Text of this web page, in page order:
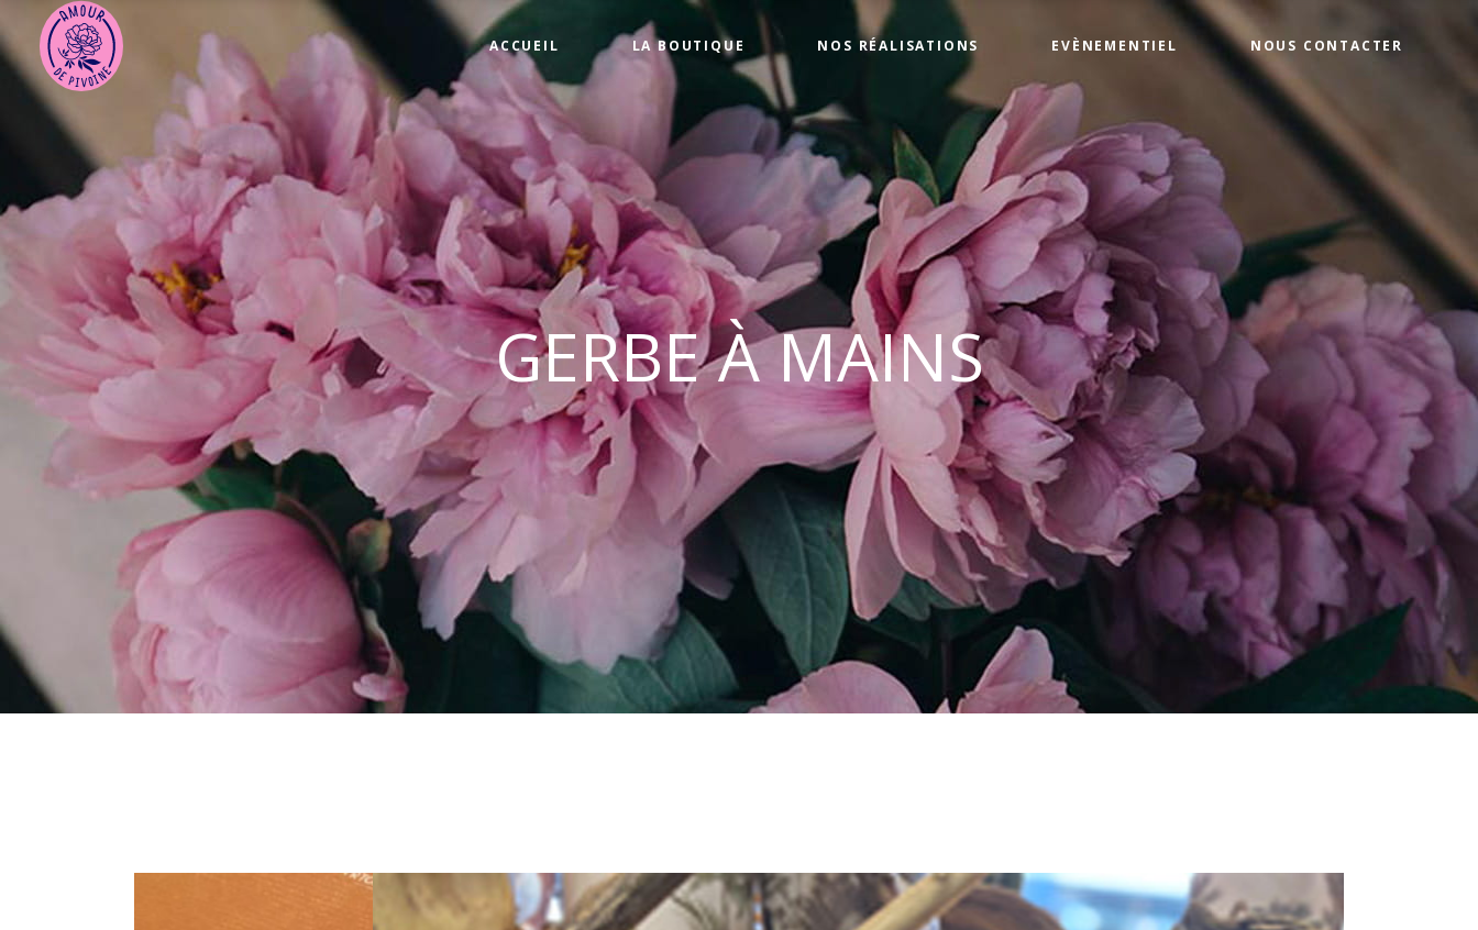
ACCUEIL LA BOUTIQUE NOS RÉALISATIONS EVÈNEMENTIEL NOUS CONTACTER
GERBE À MAINS